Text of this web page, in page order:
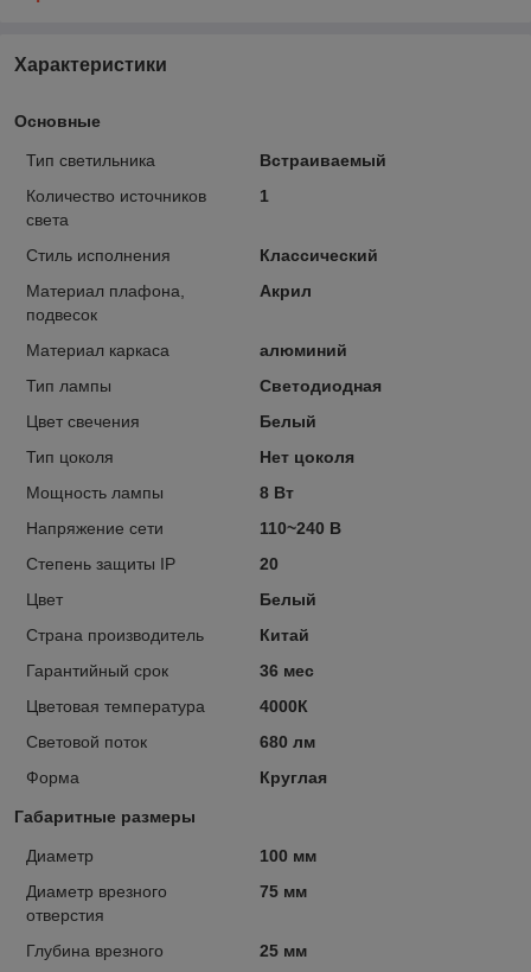
Характеристики
Основные
Тип светильника
Встраиваемый
Количество источников
света
1
Стиль исполнения
Классический
Материал плафона,
подвесок
Акрил
Материал каркаса
алюминий
Тип лампы
Светодиодная
Цвет свечения
Белый
Тип цоколя
Нет цоколя
Мощность лампы
8 Вт
Напряжение сети
110~240 В
Степень защиты IP
20
Цвет
Белый
Страна производитель
Китай
Гарантийный срок
36 мес
Цветовая температура
4000К
Световой поток
680 лм
Форма
Круглая
Габаритные размеры
Диаметр
100 мм
Диаметр врезного
отверстия
75 мм
Глубина врезного
25 мм